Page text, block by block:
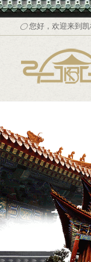
您好，欢迎来到